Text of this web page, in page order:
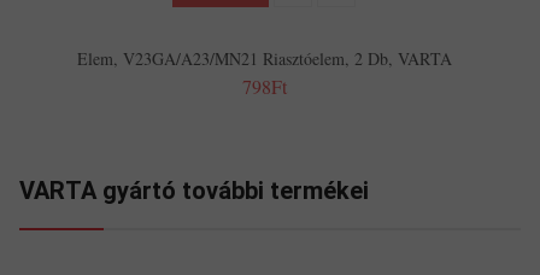
Elem, V23GA/A23/MN21 Riasztóelem, 2 Db, VARTA
798Ft
VARTA gyártó további termékei